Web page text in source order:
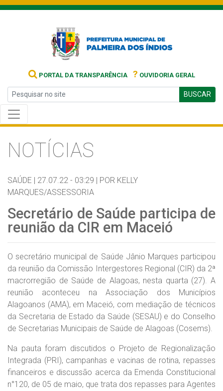
PORTAL DA TRANSPARÊNCIA ? OUVIDORIA GERAL
BUSCAR
NOTÍCIAS
SAÚDE | 27.07.22 - 03:29 | POR KELLY
MARQUES/ASSESSORIA
Secretário de Saúde participa de
reunião da CIR em Maceió
O secretário municipal de Saúde Jânio Marques participou
da reunião da Comissão Intergestores Regional (CIR) da 2ª
macrorregião de Saúde de Alagoas, nesta quarta (27). A
reunião aconteceu na Associação dos Municípios
Alagoanos (AMA), em Maceió, com mediação de técnicos
da Secretaria de Estado da Saúde (SESAU) e do Conselho
de Secretarias Municipais de Saúde de Alagoas (Cosems).
Na pauta foram discutidos o Projeto de Regionalização
Integrada (PRI), campanhas e vacinas de rotina, repasses
financeiros e discussão acerca da Emenda Constitucional
n°120, de 05 de maio, que trata dos repasses para Agentes